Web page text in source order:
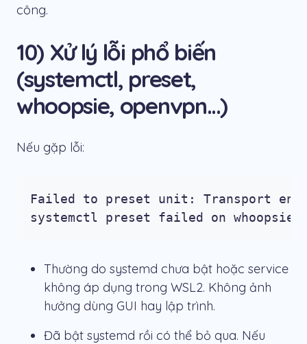
công.
10) Xử lý lỗi phổ biến
(systemctl, preset,
whoopsie, openvpn…)
Nếu gặp lỗi:
Failed to preset unit: Transport
systemctl preset failed on
Thường do systemd chưa bật hoặc service
không áp dụng trong WSL2. Không ảnh
hưởng dùng GUI hay lập trình.
Đã bật systemd rồi có thể bỏ qua. Nếu